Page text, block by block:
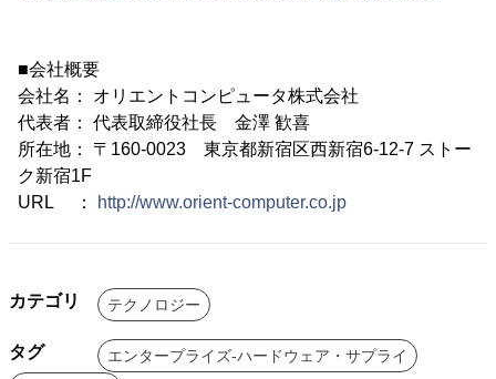
■会社概要
会社名： オリエントコンピュータ株式会社
代表者： 代表取締役社長 金澤 歓喜
所在地： 〒160-0023 東京都新宿区西新宿6-12-7 ストー
ク新宿1F
URL ：
http://www.orient-computer.co.jp
カテゴリ テクノロジー
タグ
エンタープライズ-ハードウェア・サプライ